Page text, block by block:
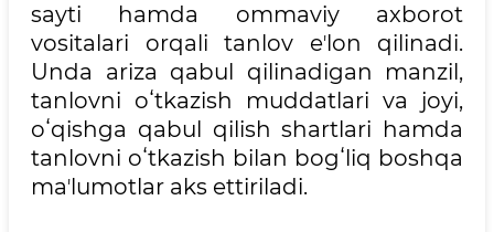
sayti hamda ommaviy axborot
vositalari orqali tanlov eʼlon qilinadi.
Unda ariza qabul qilinadigan manzil,
tanlovni oʻtkazish muddatlari va joyi,
oʻqishga qabul qilish shartlari hamda
tanlovni oʻtkazish bilan bogʻliq boshqa
maʼlumotlar aks ettiriladi.